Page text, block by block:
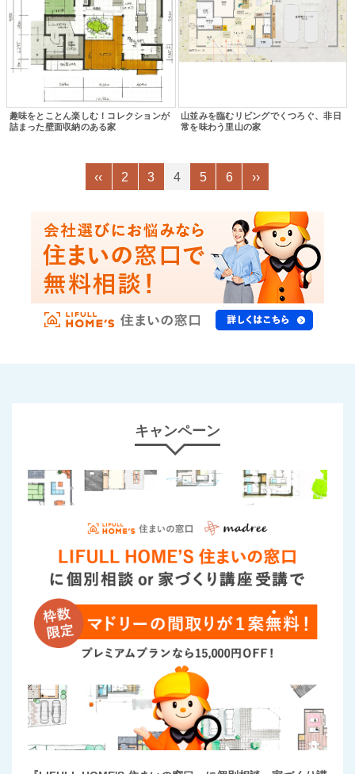
趣味をとことん楽しむ！コレクションが
詰まった壁面収納のある家
山並みを臨むリビングでくつろぐ、非日
常を味わう里山の家
‹‹ 2 3 4 5 6 ››
キャンペーン